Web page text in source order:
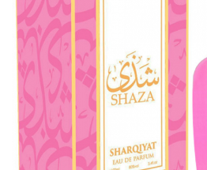
Parfumuri Citrice
Parfumuri Condimentate
Parfumuri Dulci
Parfumuri Exotice
Parfumuri Fresh
Parfumuri Florale
Parfumuri Fructate